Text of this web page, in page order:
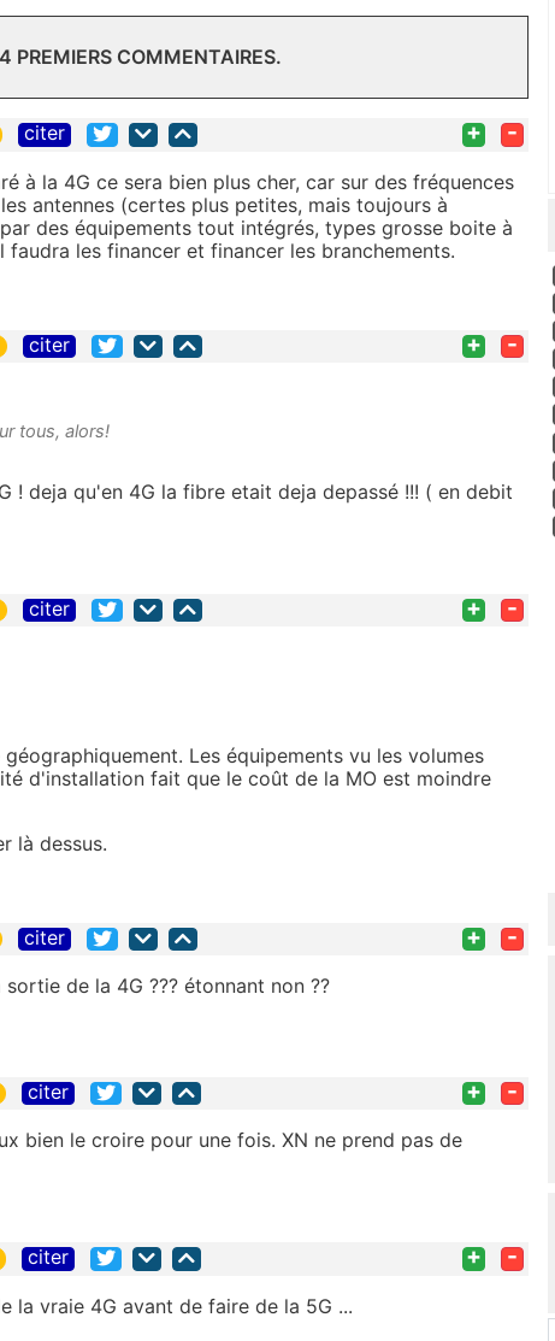
PREMIERS COMMENTAIRES.
citer + -
à la 4G ce sera bien plus cher, car sur des fréquences
antennes (certes plus petites, mais toujours à
des équipements tout intégrés, types grosse boite à
les financer et financer les branchements.
citer + -
tous, alors!
! deja qu'en 4G la fibre etait deja depassé !!! ( en debit
citer + -
Les équipements vu les volumes
d'installation fait que le coût de la MO est moindre
là dessus.
citer + -
de la 4G ??? étonnant non ??
citer + -
bien le croire pour une fois. XN ne prend pas de
citer + -
la vraie 4G avant de faire de la 5G ...